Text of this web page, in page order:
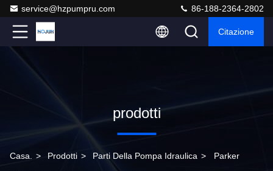
service@hzpumpru.com 86-188-2364-2802
Citazione
prodotti
Casa. > Prodotti > Parti Della Pompa Idraulica > Parker